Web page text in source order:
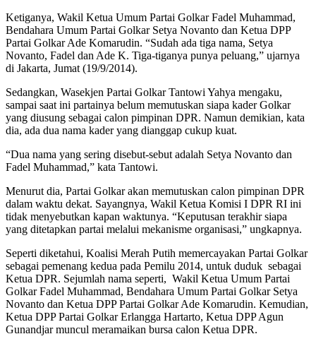
Ketiganya, Wakil Ketua Umum Partai Golkar Fadel Muhammad,
Bendahara Umum Partai Golkar Setya Novanto dan Ketua DPP
Partai Golkar Ade Komarudin. “Sudah ada tiga nama, Setya
Novanto, Fadel dan Ade K. Tiga-tiganya punya peluang,” ujarnya
di Jakarta, Jumat (19/9/2014).
Sedangkan, Wasekjen Partai Golkar Tantowi Yahya mengaku,
sampai saat ini partainya belum memutuskan siapa kader Golkar
yang diusung sebagai calon pimpinan DPR. Namun demikian, kata
dia, ada dua nama kader yang dianggap cukup kuat.
“Dua nama yang sering disebut-sebut adalah Setya Novanto dan
Fadel Muhammad,” kata Tantowi.
Menurut dia, Partai Golkar akan memutuskan calon pimpinan DPR
dalam waktu dekat. Sayangnya, Wakil Ketua Komisi I DPR RI ini
tidak menyebutkan kapan waktunya. “Keputusan terakhir siapa
yang ditetapkan partai melalui mekanisme organisasi,” ungkapnya.
Seperti diketahui, Koalisi Merah Putih memercayakan Partai Golkar
sebagai pemenang kedua pada Pemilu 2014, untuk duduk sebagai
Ketua DPR. Sejumlah nama seperti, Wakil Ketua Umum Partai
Golkar Fadel Muhammad, Bendahara Umum Partai Golkar Setya
Novanto dan Ketua DPP Partai Golkar Ade Komarudin. Kemudian,
Ketua DPP Partai Golkar Erlangga Hartarto, Ketua DPP Agun
Gunandjar muncul meramaikan bursa calon Ketua DPR.